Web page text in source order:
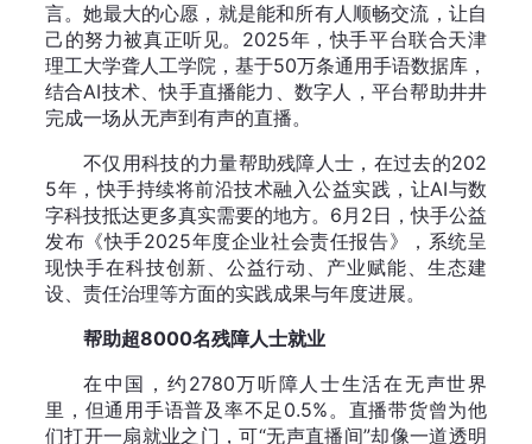
言。她最大的心愿，就是能和所有人顺畅交流，让自
己的努力被真正听见。2025年，快手平台联合天津
理工大学聋人工学院，基于50万条通用手语数据库，
结合AI技术、快手直播能力、数字人，平台帮助井井
完成一场从无声到有声的直播。
不仅用科技的力量帮助残障人士，在过去的202
5年，快手持续将前沿技术融入公益实践，让AI与数
字科技抵达更多真实需要的地方。6月2日，快手公益
发布《快手2025年度企业社会责任报告》，系统呈
现快手在科技创新、公益行动、产业赋能、生态建
设、责任治理等方面的实践成果与年度进展。
帮助超8000名残障人士就业
在中国，约2780万听障人士生活在无声世界
里，但通用手语普及率不足0.5%。直播带货曾为他
们打开一扇就业之门，可“无声直播间”却像一道透明